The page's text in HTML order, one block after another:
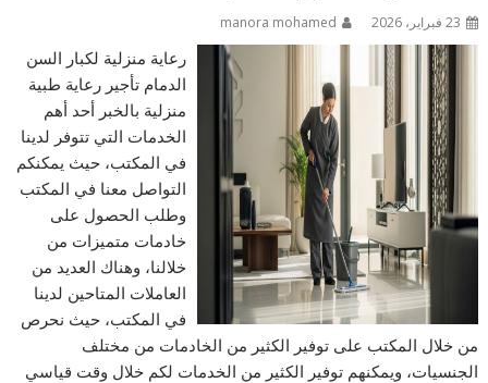
23 فبراير، 2026 manora mohamed
رعاية منزلية لكبار السن
الدمام تأجير رعاية طبية
منزلية بالخبر أحد أهم
الخدمات التي تتوفر لدينا
في المكتب، حيث يمكنكم
التواصل معنا في المكتب
وطلب الحصول على
خادمات متميزات من
خلالنا، وهناك العديد من
العاملات المتاحين لدينا
في المكتب، حيث نحرص
من خلال المكتب على توفير الكثير من الخادمات من مختلف
الجنسيات، ويمكنهم توفير الكثير من الخدمات لكم خلال وقت قياسي